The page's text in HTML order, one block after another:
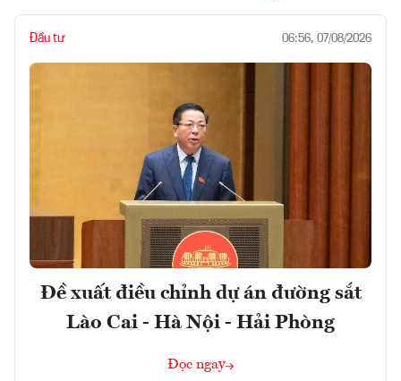
Đầu tư 06:56, 07/08/2026
Đề xuất điều chỉnh dự án đường sắt
Lào Cai - Hà Nội - Hải Phòng
Đọc ngay